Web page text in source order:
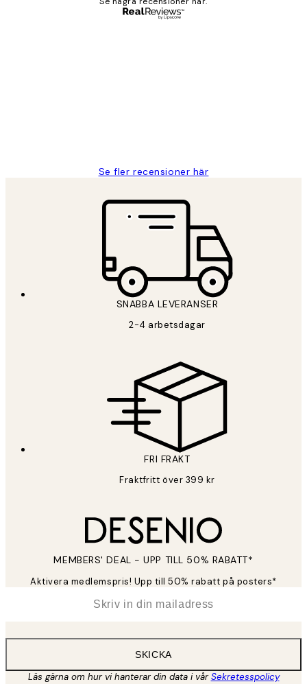
Se fler recensioner här
SNABBA LEVERANSER
2-4 arbetsdagar
FRI FRAKT
Fraktfritt över 399 kr
MEMBERS' DEAL - UPP TILL 50% RABATT*
Aktivera medlemspris! Upp till 50% rabatt på posters*
SKICKA
Läs gärna om hur vi hanterar din data i vårSekretesspolicy